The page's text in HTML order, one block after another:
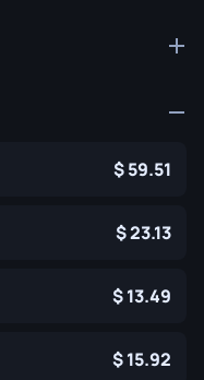
59.51
23.13
13.49
15.92